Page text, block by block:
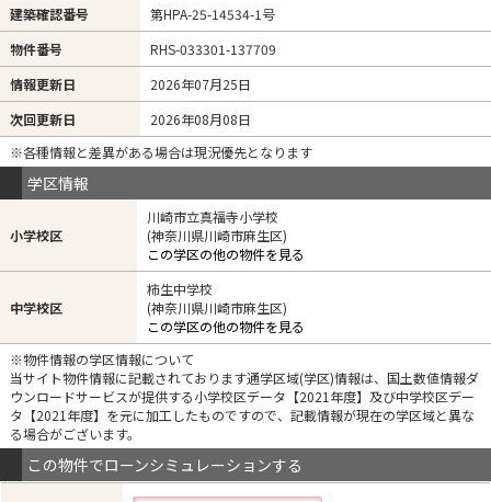
建築確認番号
第HPA-25-14534-1号
物件番号
RHS-033301-137709
情報更新日
2026年07月25日
次回更新日
2026年08月08日
※各種情報と差異がある場合は現況優先となります
学区情報
小学校区
川崎市立真福寺小学校
(神奈川県川崎市麻生区)
この学区の他の物件を見る
中学校区
柿生中学校
(神奈川県川崎市麻生区)
この学区の他の物件を見る
※物件情報の学区情報について
当サイト物件情報に記載されております通学区域(学区)情報は、国土数値情報ダ
ウンロードサービスが提供する小学校区データ【2021年度】及び中学校区デー
タ【2021年度】を元に加工したものですので、記載情報が現在の学区域と異な
る場合がございます。
この物件でローンシミュレーションする